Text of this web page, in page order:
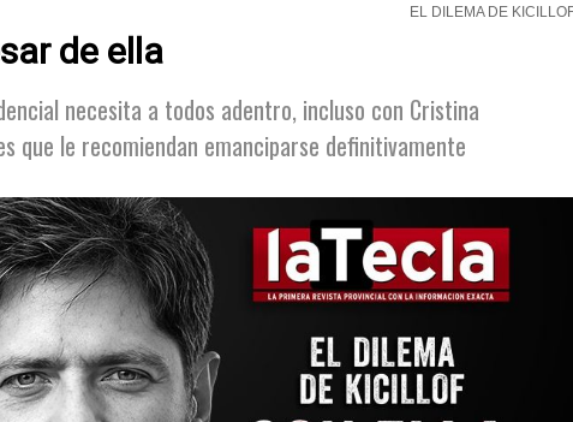
EL DILEMA DE
de ella
necesita a todos adentro, incluso con Cristina
que le recomiendan emanciparse definitivamente